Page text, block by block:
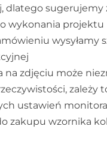
dlatego sugerujemy
wykonania projektu
wysyłamy
na zdjęciu może
zależy
ustawień
zakupu wzornika